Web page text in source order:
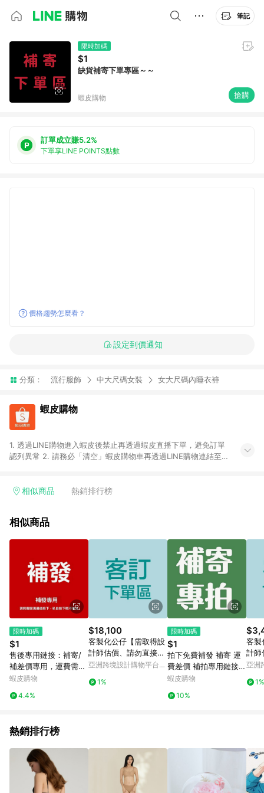
筆記
限時加碼
$1
缺貨補寄下單專區～～
蝦皮購物 搶購
訂單成立賺5.2%
下單享LINE POINTS點數
價格趨勢怎麼看？
設定到價通知
分類： 流行服飾 中大尺碼女裝 女大尺碼內睡衣褲
蝦皮購物
1. 透過LINE購物進入蝦皮後禁止再透過蝦皮直播下單，避免訂單
認列異常 2. 請務必「清空」蝦皮購物車再透過LINE購物連結至蝦
易後，想下第二張訂單，請重新從LINE購物連結至蝦皮商店進行
後之最終金額進行計算。 6. 用戶需於同一瀏覽器進行交易（若自
將拆分成不同筆訂單編號發送通知。 8. 若使用折價券折抵，可能
會有攤提折抵導致訂單金額些微落差 9. 同一商品品項(即便不同
尺寸規格)，皆會計入同一筆返點上限進行計算 10. 蝦皮會將LINE
的導購跳轉紀錄與蝦皮的會員ID進行綁定，若後續七天內未透過
其他媒體來源導入蝦皮官網，則七天內於該蝦皮帳號下訂的首筆
訂單會被蝦皮認列為該LINE用戶導購跳轉時所成立之訂單。 11.
若同一用戶使用一個以上蝦皮帳號透過LINE購物進行導購，將可
能導致無法收到導購通知，亦可能無法收到點數，再請留意。 13.
請注意以下行為將可能導致無法取得 LINE POINTS 點數回饋資
格：使用非指定之途徑及方式完成交易，或經由蝦皮系統判斷點
擊路徑不符合回饋資格或規則者。 14. 若有贈點爭議，請務必於
訂單日期+60天以內進行洽詢確認；超過60天(含)以上進行申
訴，恕無法贈點回饋。需檢附蝦皮訂單完成、LINE購物訂單記
錄，如於LINE購物訂單紀錄已呈現：「非本次前往蝦皮商店之品
斷而無法進行 LINE Points 回饋 2.若購買過程中關閉蝦皮APP，
則需重新透過LINE購物前往蝦皮商城，否則無法進行LINE
POINTS 回饋。 3.如用戶先前往蝦皮商城將商品加入購物車，後
續透過LINE購物前往至蝦皮商城將購物車結清，此方案將不列入
LINE Points 回饋 4.自 2018/10/24 起購買蝦皮拍賣商品，不符
合贈點資格 5. 透過LINE購物購買蝦皮站上「蝦皮推廣服務」之商
相似商品 熱銷排行榜
相似商品
限時加碼
$1
售後專用鏈接：補寄/
補差價專用，運費需自
理/不能用來湊單哦，
蝦皮購物
4.4%
$18,100
客製化公仔【需取得設
計師估價、請勿直接下
單】
亞洲跨境設計購物平台
1%
限時加碼
$1
拍下免費補發 補寄 運
費差價 補拍專用鏈接
其他服務 非請勿拍
蝦皮購物
10%
客製
計師
單】
亞洲
1%
熱銷排行榜